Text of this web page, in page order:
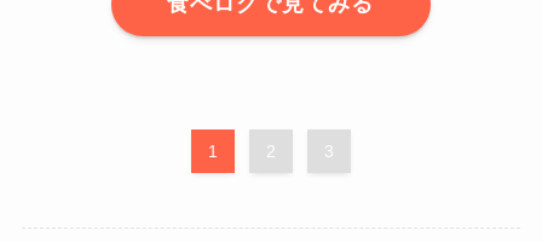
1 2 3